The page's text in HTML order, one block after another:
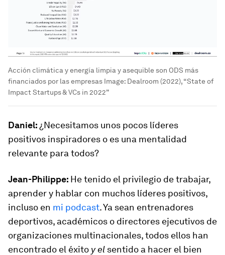
Acción climática y energía limpia y asequible son ODS más
financiados por las empresas Image: Dealroom (2022), “State of
Impact Startups & VCs in 2022”
Daniel: ¿Necesitamos unos pocos líderes
positivos inspiradores o es una mentalidad
relevante para todos?
Jean-Philippe: He tenido el privilegio de trabajar,
aprender y hablar con muchos líderes positivos,
incluso en mi podcast. Ya sean entrenadores
deportivos, académicos o directores ejecutivos de
organizaciones multinacionales, todos ellos han
encontrado el éxito y el sentido a hacer el bien